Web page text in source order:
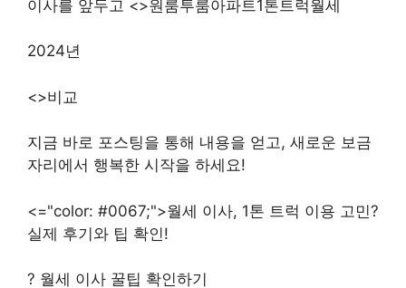
이사를 앞두고 <>원룸투룸아파트1톤트럭월세
2024년
<>비교
지금 바로 포스팅을 통해 내용을 얻고, 새로운 보금
자리에서 행복한 시작을 하세요!
<="color: #0067;">월세 이사, 1톤 트럭 이용 고민?
실제 후기와 팁 확인!
? 월세 이사 꿀팁 확인하기